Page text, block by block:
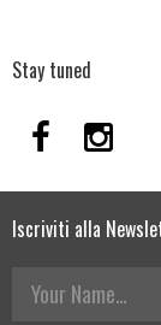
Stay tuned
Iscriviti alla
Your Name